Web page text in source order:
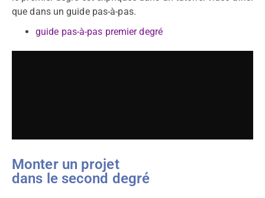
que dans un guide pas-à-pas.
guide pas-à-pas premier degré
Monter un projet
dans le second degré